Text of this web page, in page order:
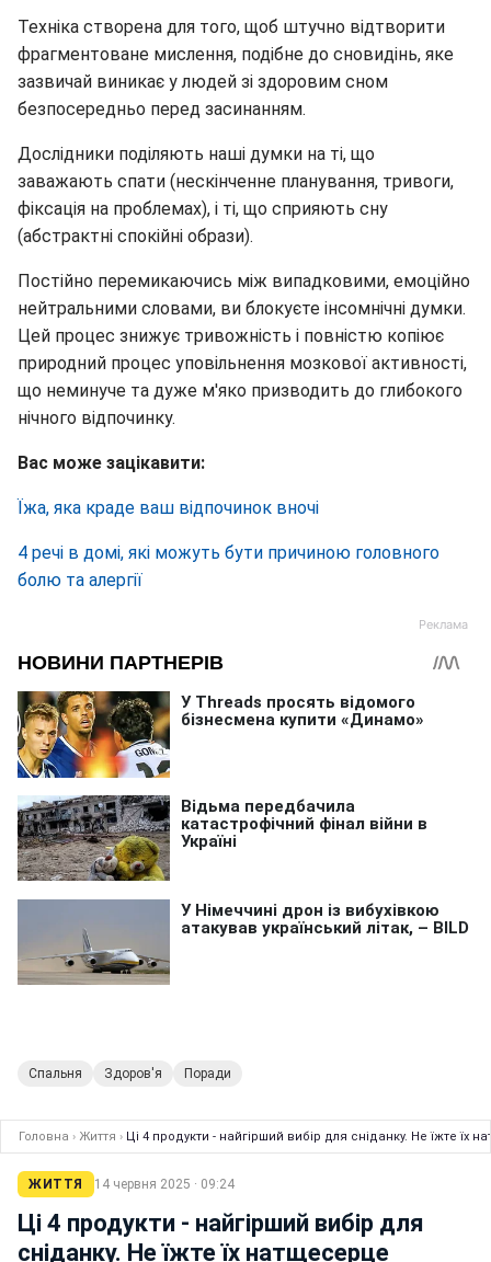
Техніка створена для того, щоб штучно відтворити
фрагментоване мислення, подібне до сновидінь, яке
зазвичай виникає у людей зі здоровим сном
безпосередньо перед засинанням.
Дослідники поділяють наші думки на ті, що
заважають спати (нескінченне планування, тривоги,
фіксація на проблемах), і ті, що сприяють сну
(абстрактні спокійні образи).
Постійно перемикаючись між випадковими, емоційно
нейтральними словами, ви блокуєте інсомнічні думки.
Цей процес знижує тривожність і повністю копіює
природний процес уповільнення мозкової активності,
що неминуче та дуже м'яко призводить до глибокого
нічного відпочинку.
Вас може зацікавити:
Їжа, яка краде ваш відпочинок вночі
4 речі в домі, які можуть бути причиною головного
болю та алергії
Спальня Здоров'я Поради
Головна › Життя › Ці 4 продукти - найгірший вибір для сніданку. Не їжте їх
ЖИТТЯ 14 червня 2025 · 09:24
Ці 4 продукти - найгірший вибір для
сніданку. Не їжте їх натщесерце